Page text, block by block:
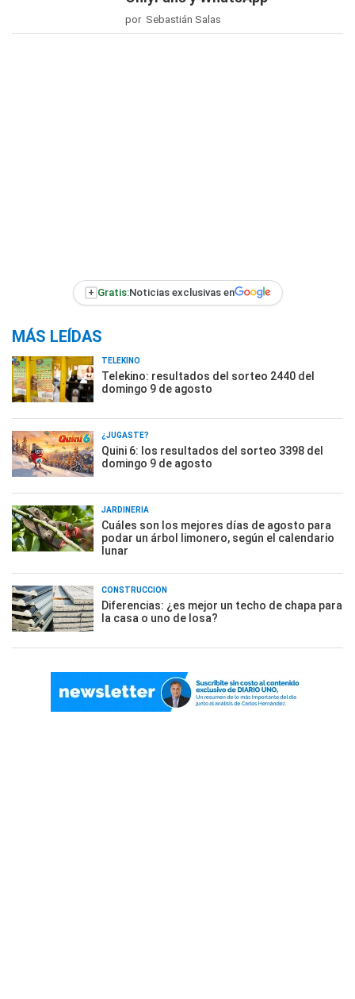
por Sebastián Salas
+ Gratis:Noticias exclusivas en
MÁS LEÍDAS
TELEKINO
Telekino: resultados del sorteo 2440 del
domingo 9 de agosto
¿JUGASTE?
Quini 6: los resultados del sorteo 3398 del
domingo 9 de agosto
JARDINERÍA
Cuáles son los mejores días de agosto para
podar un árbol limonero, según el calendario
lunar
CONSTRUCCIÓN
Diferencias: ¿es mejor un techo de chapa para
la casa o uno de losa?